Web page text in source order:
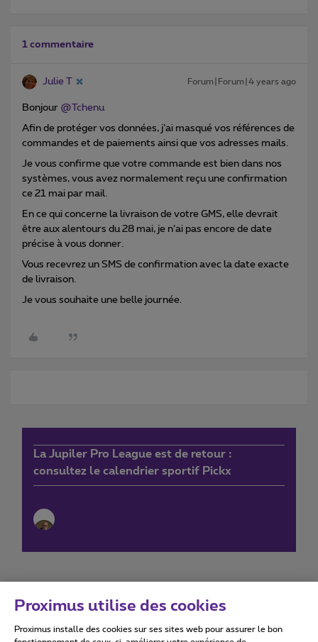
1 commentaire
Julie T Forum|Forum|4 years ago
Bonjour @Tchenu
Afin de protéger vos données, j’ai masqué vos références de
commandes et de paiements ainsi que vos adresses mails.
Je vous confirme que votre commande est bien dans nos
systèmes, vous avez normalement reçu une confirmation
ce 21 mai par mail.
En ce qui concerne la livraison de votre GMS, elle devrait
être aux alentours du 28 mai, je n’ai pas encore de date
précise à vous donner.
Vous recevrez un SMS de confirmation avec la date exacte
de livraison.
Je vous souhaite une belle journée.
La Jupiler Pro League est de retour :
consultez le calendrier sportif Pickx
Conditions d'utilisation Accessibility statement
Proximus utilise des cookies
Proximus installe des cookies sur ses sites web pour assurer le bon